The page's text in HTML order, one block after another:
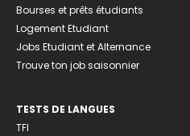
Bourses et prêts étudiants
Logement Etudiant
Jobs Etudiant et Alternance
Trouve ton job saisonnier
TESTS DE LANGUES
TFI